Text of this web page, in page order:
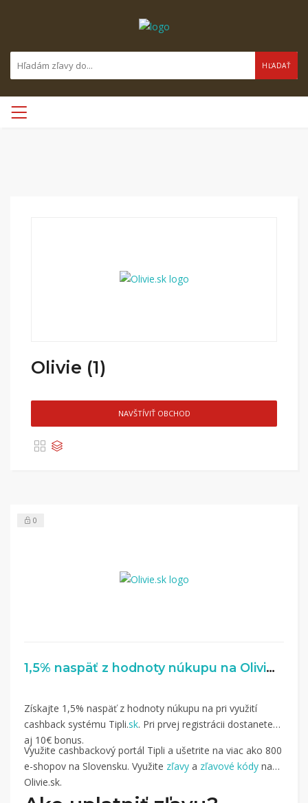
HĽADAŤ
Olivie (1)
NAVŠTÍVIŤ OBCHOD
0
1,5% naspäť z hodnoty núkupu na Olivie.sk
Získajte 1,5% naspäť z hodnoty núkupu na pri využití
cashback systému Tipli.sk. Pri prvej registrácii dostanete
aj 10€ bonus.
Využite cashbackový portál Tipli a ušetrite na viac ako 800
e-shopov na Slovensku. Využite zľavy a zľavové kódy na
Olivie.sk.